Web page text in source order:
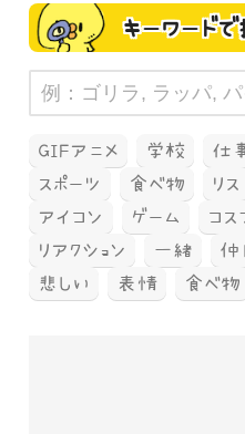
キーワード
GIFアニメ 学校 仕
スポーツ
食べ物 リス
アイコン
ゲーム コス
リアクション
一緒 仲
悲しい
表情 食べ物